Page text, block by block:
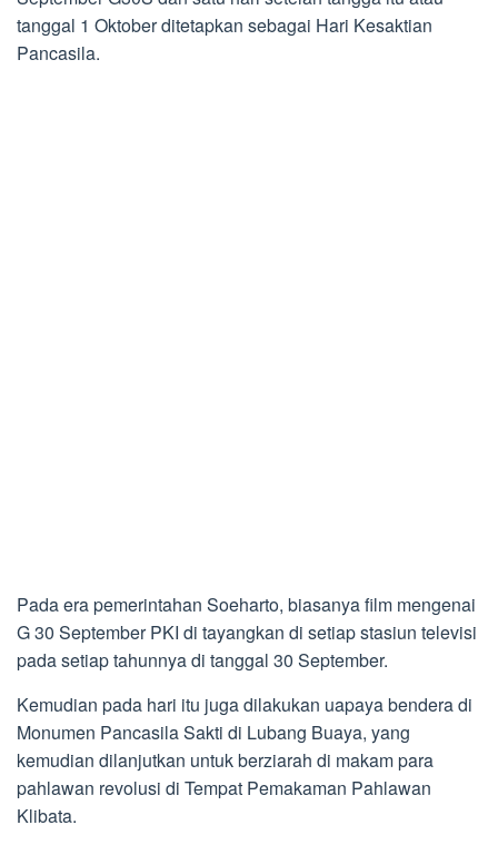
tanggal 1 Oktober ditetapkan sebagai Hari Kesaktian
Pancasila.
Pada era pemerintahan Soeharto, biasanya film mengenai
G 30 September PKI di tayangkan di setiap stasiun televisi
pada setiap tahunnya di tanggal 30 September.
Kemudian pada hari itu juga dilakukan uapaya bendera di
Monumen Pancasila Sakti di Lubang Buaya, yang
kemudian dilanjutkan untuk berziarah di makam para
pahlawan revolusi di Tempat Pemakaman Pahlawan
Klibata.